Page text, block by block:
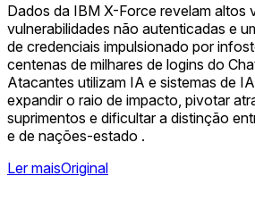
Dados da IBM X-Force revelam altos
vulnerabilidades não autenticadas e
de credenciais impulsionado por
centenas de milhares de logins do
Atacantes utilizam IA e sistemas de
expandir o raio de impacto, pivotar
suprimentos e dificultar a distinção
e de nações-estado .
Ler maisOriginal